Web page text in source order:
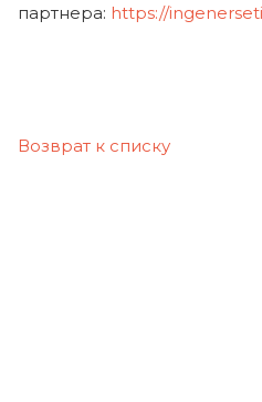
партнера: https://
Возврат к списку